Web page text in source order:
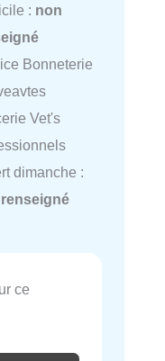
: non
Bonneterie
Vet's
dimanche :
ce